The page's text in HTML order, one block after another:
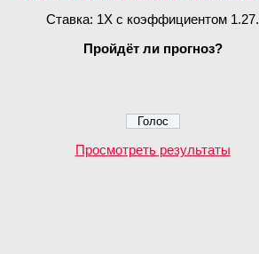
Ставка: 1Х с коэффициентом 1.27.
Пройдёт ли прогноз?
Просмотреть результаты